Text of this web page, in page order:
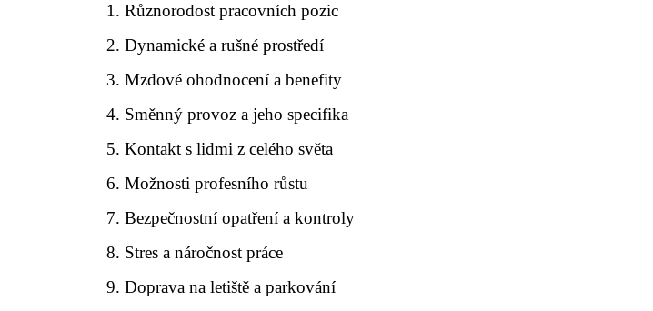
Různorodost pracovních pozic
Dynamické a rušné prostředí
Mzdové ohodnocení a benefity
Směnný provoz a jeho specifika
Kontakt s lidmi z celého světa
Možnosti profesního růstu
Bezpečnostní opatření a kontroly
Stres a náročnost práce
Doprava na letiště a parkování